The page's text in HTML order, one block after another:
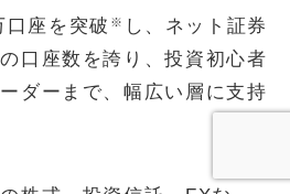
座を突破 ※ し、ネット証券
口座数を誇り、投資初心者
ダーまで、幅広い層に支持